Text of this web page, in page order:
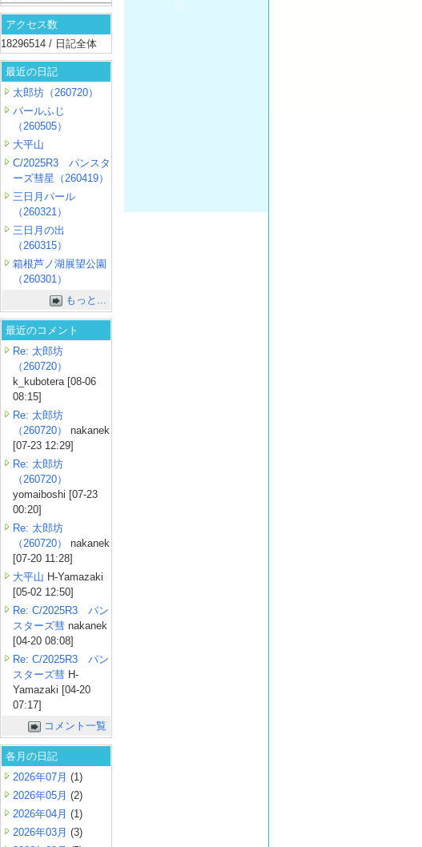
アクセス数
18296514 / 日記全体
最近の日記
太郎坊（260720）
パールふじ
（260505）
大平山
C/2025R3 パンスタ
ーズ彗星（260419）
三日月パール
（260321）
三日月の出
（260315）
箱根芦ノ湖展望公園
（260301）
もっと...
最近のコメント
Re: 太郎坊
（260720）
k_kubotera [08-06
08:15]
Re: 太郎坊
（260720）
nakanek
[07-23 12:29]
Re: 太郎坊
（260720）
yomaiboshi [07-23
00:20]
Re: 太郎坊
（260720）
nakanek
[07-20 11:28]
大平山 H-Yamazaki
[05-02 12:50]
Re: C/2025R3 パン
スターズ彗 nakanek
[04-20 08:08]
Re: C/2025R3 パン
スターズ彗 H-
Yamazaki [04-20
07:17]
コメント一覧
各月の日記
2026年07月 (1)
2026年05月 (2)
2026年04月 (1)
2026年03月 (3)